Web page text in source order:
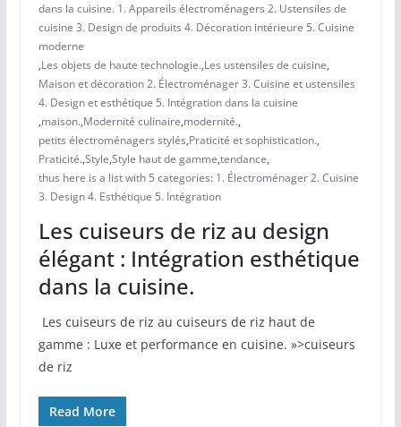
dans la cuisine. 1. Appareils électroménagers 2. Ustensiles de
cuisine 3. Design de produits 4. Décoration intérieure 5. Cuisine
moderne
,Les objets de haute technologie.,Les ustensiles de cuisine,
Maison et décoration 2. Électroménager 3. Cuisine et ustensiles
4. Design et esthétique 5. Intégration dans la cuisine
,maison.,Modernité culinaire,modernité.,
petits électroménagers stylés,Praticité et sophistication.,
Praticité.,Style,Style haut de gamme,tendance,
thus here is a list with 5 categories: 1. Électroménager 2. Cuisine
3. Design 4. Esthétique 5. Intégration
Les cuiseurs de riz au design
élégant : Intégration esthétique
dans la cuisine.
​ Les cuiseurs​ de riz au cuiseurs de riz haut de
gamme : Luxe et performance en cuisine. »>cuiseurs
de riz
Read More